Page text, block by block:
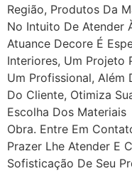
Região, Produtos Da
No Intuito De Atender
Atuance Decore É
Interiores, Um Projeto
Um Profissional, Além
Do Cliente, Otimiza
Escolha Dos
Obra. Entre Em
Prazer Lhe Atender E
Sofisticação De Seu